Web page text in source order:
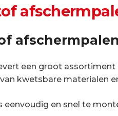
een groot
kwetsbare materialen
eenvoudig en snel te